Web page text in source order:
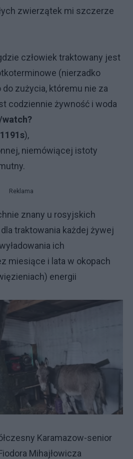
zwierzątek mi szczerze
człowiek traktowany jest
(nierzadko
zużycia, któremu nie za
codziennie żywność i woda
),
niemówiącej istoty
Reklama
znany u rosyjskich
traktowania każdej żywej
ich
miesiące i lata w okopach
energii
Karamazow-senior
Mihajłowicza